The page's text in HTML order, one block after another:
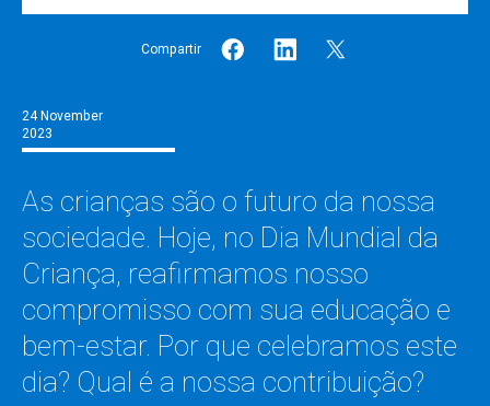
Compartir
24 November
2023
As crianças são o futuro da nossa
sociedade. Hoje, no Dia Mundial da
Criança, reafirmamos nosso
compromisso com sua educação e
bem-estar. Por que celebramos este
dia? Qual é a nossa contribuição?